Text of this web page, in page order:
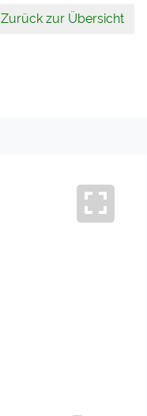
Zurück zur Übersicht